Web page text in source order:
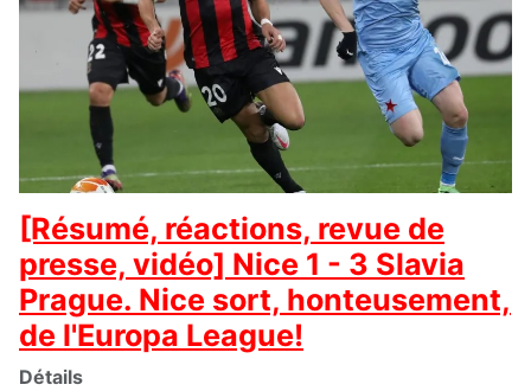
[Résumé, réactions, revue de
presse, vidéo] Nice 1 - 3 Slavia
Prague. Nice sort, honteusement,
de l'Europa League!
Détails